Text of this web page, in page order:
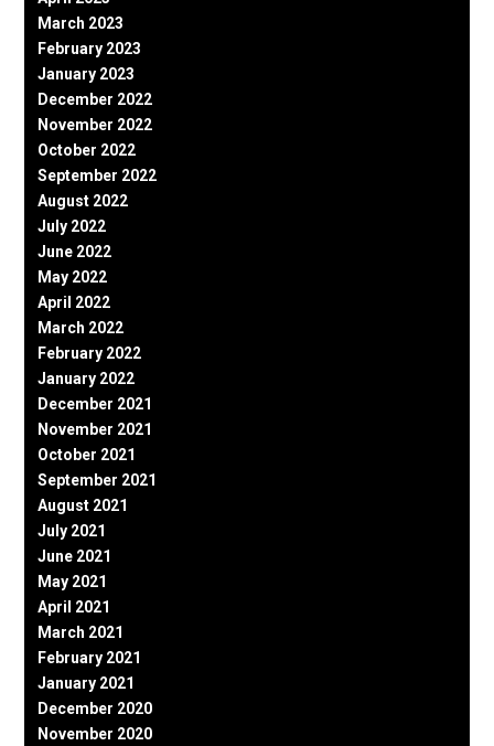
March 2023
February 2023
January 2023
December 2022
November 2022
October 2022
September 2022
August 2022
July 2022
June 2022
May 2022
April 2022
March 2022
February 2022
January 2022
December 2021
November 2021
October 2021
September 2021
August 2021
July 2021
June 2021
May 2021
April 2021
March 2021
February 2021
January 2021
December 2020
November 2020